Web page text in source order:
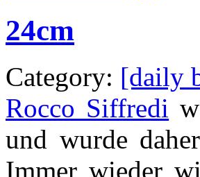
24cm
Category: [daily
Rocco Siffredi
und wurde
Immer wieder